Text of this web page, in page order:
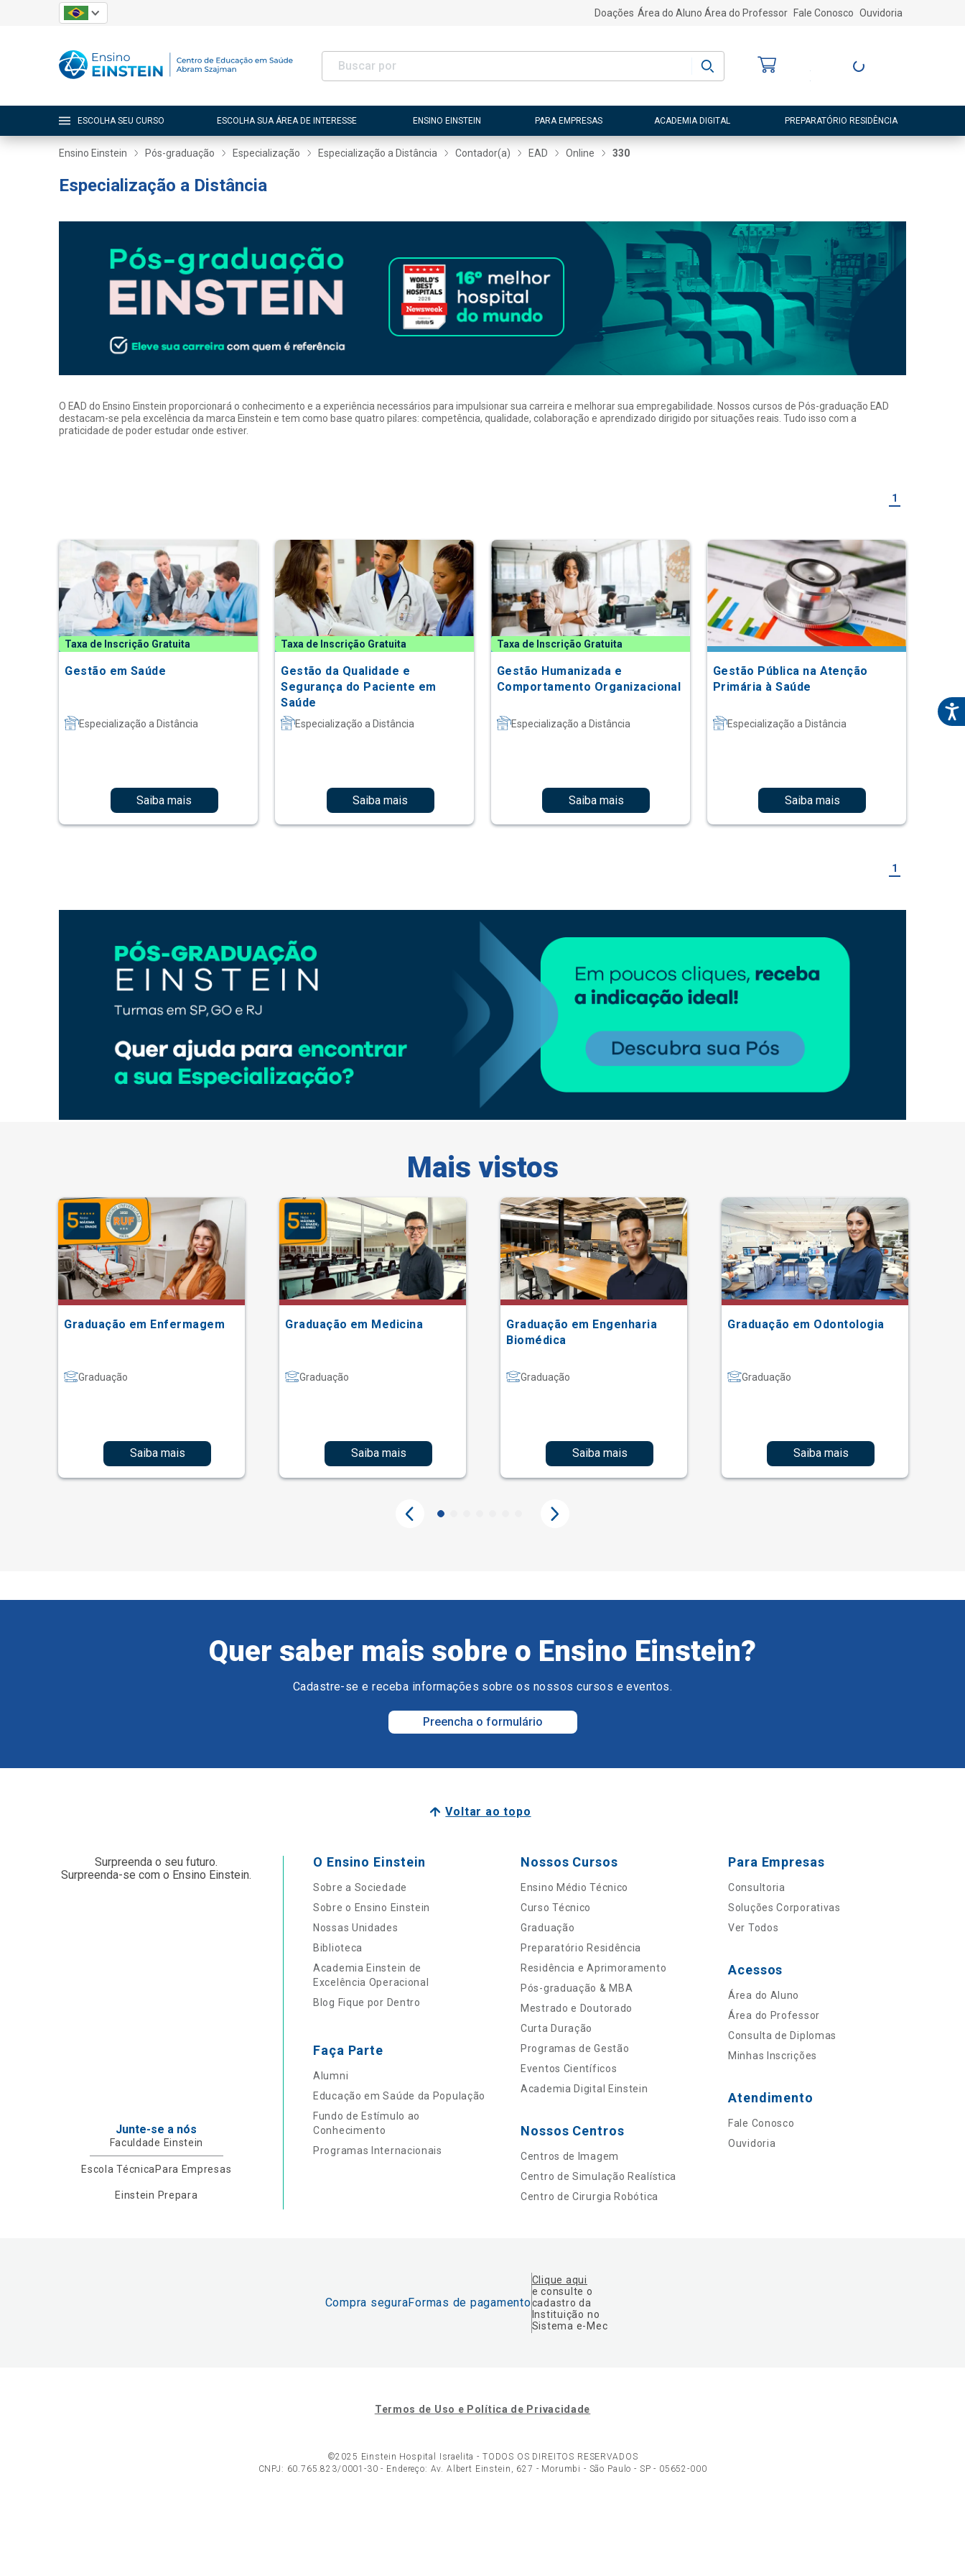
Doações Área do Aluno Área do Professor Fale Conosco Ouvidoria
Entre ou Cadastre-
ESCOLHA SEU CURSO ESCOLHA SUA ÁREA DE INTERESSE ENSINO EINSTEIN PARA EMPRESAS ACADEMIA DIGITAL PREPARATÓRIO RESIDÊNCIA
Ensino Einstein Pós-graduação Especialização Especialização a Distância Contador(a) EAD Online 330
Especialização a Distância
O EAD do Ensino Einstein proporcionará o conhecimento e a experiência necessários para impulsionar sua carreira e melhorar sua empregabilidade. Nossos cursos de Pós-graduação EAD
destacam-se pela excelência da marca Einstein e tem como base quatro pilares: competência, qualidade, colaboração e aprendizado dirigido por situações reais. Tudo isso com a
praticidade de poder estudar onde estiver.
1
Taxa de Inscrição Gratuita
Gestão em Saúde
Especialização a Distância
Saiba mais
Taxa de Inscrição Gratuita
Gestão da Qualidade e
Segurança do Paciente em
Saúde
Especialização a Distância
Saiba mais
Taxa de Inscrição Gratuita
Gestão Humanizada e
Comportamento Organizacional
Especialização a Distância
Saiba mais
Gestão Pública na Atenção
Primária à Saúde
Especialização a Distância
Saiba mais
1
Mais vistos
Graduação em Enfermagem
Graduação
Saiba mais
Graduação em Medicina
Graduação
Saiba mais
Graduação em Engenharia
Biomédica
Graduação
Saiba mais
Graduação em Odontologia
Graduação
Saiba mais
Quer saber mais sobre o Ensino Einstein?
Cadastre-se e receba informações sobre os nossos cursos e eventos.
Preencha o formulário
Voltar ao topo
Surpreenda o seu futuro.
Surpreenda-se com o Ensino Einstein.
Junte-se a nós
Faculdade Einstein
Escola TécnicaPara Empresas
Einstein Prepara
O Ensino Einstein
Sobre a Sociedade
Sobre o Ensino Einstein
Nossas Unidades
Biblioteca
Academia Einstein de
Excelência Operacional
Blog Fique por Dentro
Faça Parte
Alumni
Educação em Saúde da População
Fundo de Estímulo ao
Conhecimento
Programas Internacionais
Nossos Cursos
Ensino Médio Técnico
Curso Técnico
Graduação
Preparatório Residência
Residência e Aprimoramento
Pós-graduação & MBA
Mestrado e Doutorado
Curta Duração
Programas de Gestão
Eventos Científicos
Academia Digital Einstein
Nossos Centros
Centros de Imagem
Centro de Simulação Realística
Centro de Cirurgia Robótica
Para Empresas
Consultoria
Soluções Corporativas
Ver Todos
Acessos
Área do Aluno
Área do Professor
Consulta de Diplomas
Minhas Inscrições
Atendimento
Fale Conosco
Ouvidoria
Compra seguraFormas de pagamento
Clique aqui
e consulte o
cadastro da
Instituição no
Sistema e-Mec
Termos de Uso e Política de Privacidade
©2025 Einstein Hospital Israelita - TODOS OS DIREITOS RESERVADOS
CNPJ: 60.765.823/0001-30 - Endereço: Av. Albert Einstein, 627 - Morumbi - São Paulo - SP - 05652-000